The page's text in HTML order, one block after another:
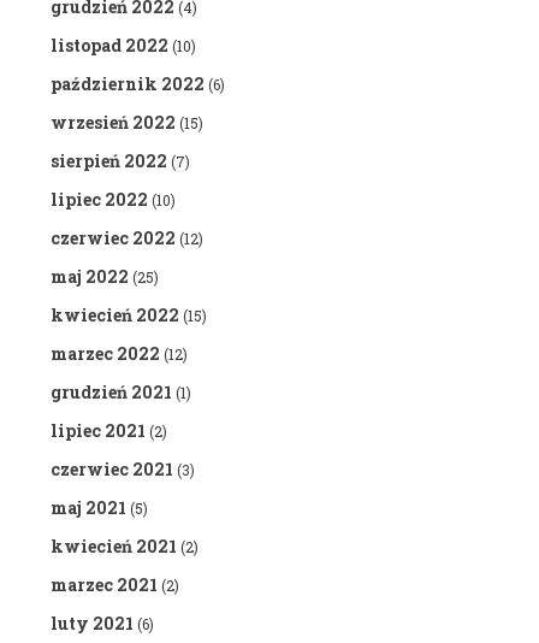
grudzień 2022 (4)
listopad 2022 (10)
październik 2022 (6)
wrzesień 2022 (15)
sierpień 2022 (7)
lipiec 2022 (10)
czerwiec 2022 (12)
maj 2022 (25)
kwiecień 2022 (15)
marzec 2022 (12)
grudzień 2021 (1)
lipiec 2021 (2)
czerwiec 2021 (3)
maj 2021 (5)
kwiecień 2021 (2)
marzec 2021 (2)
luty 2021 (6)